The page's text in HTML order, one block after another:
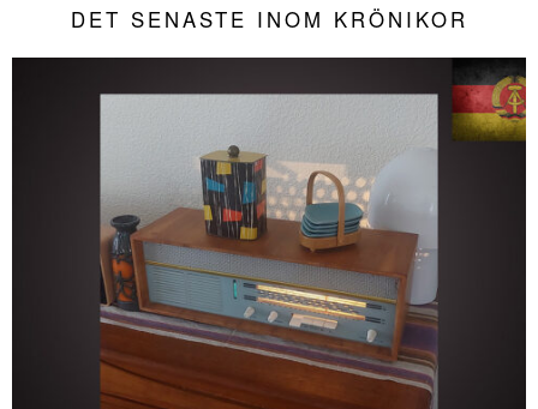
DET SENASTE INOM KRÖNIKOR